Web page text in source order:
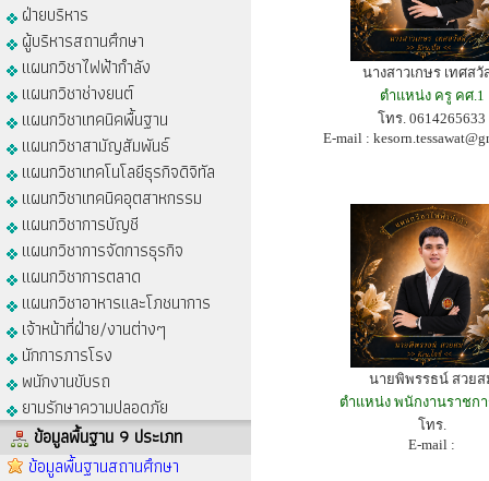
ฝ่ายบริหาร
ผู้บริหารสถานศึกษา
แผนกวิชาไฟฟ้ากำลัง
แผนกวิชาช่างยนต์
แผนกวิชาเทคนิคพื้นฐาน
แผนกวิชาสามัญสัมพันธ์
แผนกวิชาเทคโนโลยีธุรกิจดิจิทัล
แผนกวิชาเทคนิคอุตสาหกรรม
แผนกวิชาการบัญชี
แผนกวิชาการจัดการธุรกิจ
แผนกวิชาการตลาด
แผนกวิชาอาหารและโภชนาการ
เจ้าหน้าที่ฝ่าย/งานต่างๆ
นักการภารโรง
พนักงานขับรถ
ยามรักษาความปลอดภัย
ข้อมูลพื้นฐาน 9 ประเภท
ข้อมูลพื้นฐานสถานศึกษา
นางสาวเกษร เทศสวั
ตำแหน่ง ครู คศ.1
โทร. 0614265633
E-mail :
นายพิพรรธน์ สวยส
ตำแหน่ง พนักงานราชกา
โทร.
E-mail :